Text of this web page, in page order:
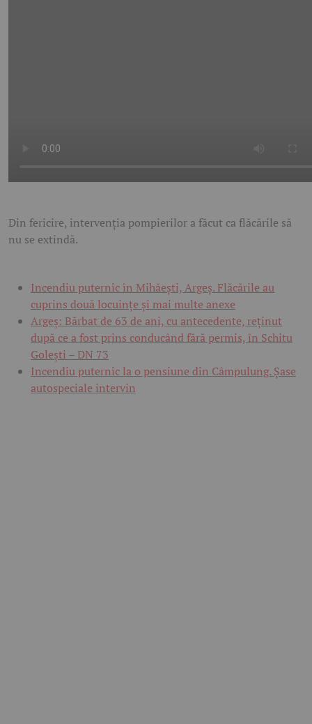
Din fericire, intervenția pompierilor a făcut ca flăcările să
nu se extindă.
Incendiu puternic în Mihăești, Argeș. Flăcările au
cuprins două locuințe și mai multe anexe
Argeș: Bărbat de 63 de ani, cu antecedente, reținut
după ce a fost prins conducând fără permis, în Schitu
Golești – DN 73
Incendiu puternic la o pensiune din Câmpulung. Șase
autospeciale intervin